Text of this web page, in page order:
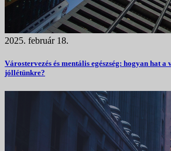
2025. február 18.
Várostervezés és mentális egészség: hogyan hat
jóllétünkre?